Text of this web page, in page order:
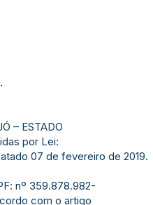
– ESTADO
por Lei:
07 de fevereiro de 2019.
nº 359.878.982-
com o artigo